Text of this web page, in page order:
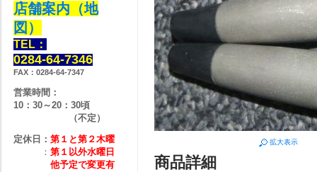
拡大表示
商品詳細
店舗案内（地
図）
TEL：
0284-64-7346
FAX：0284-64-7347
営業時間：
10：30～20：30頃
（不定）
定休日： 第１と第２木曜
： 第１以外水曜日
他予定で変更有